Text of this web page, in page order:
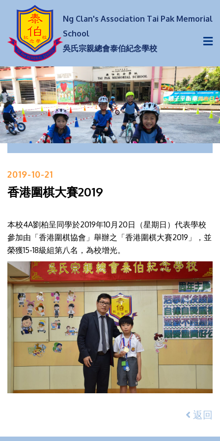
Ng Clan's Association Tai Pak Memorial
School
吳氏宗親總會泰伯紀念學校
2019-10-21
香港圍棋大賽2019
本校4A劉柏呈同學於2019年10月20日（星期日）代表學校
參加由「香港圍棋協會」舉辦之「香港圍棋大賽2019」，並
榮獲15-18級組第八名，為校增光。
返回